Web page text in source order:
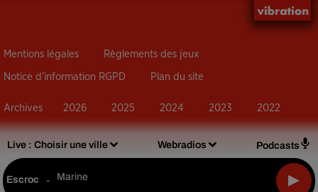
Live : Choisir une ville Webradios Podcasts
Escroc - Marine
Mentions légales Règlements des jeux
Notice d’information RGPD Plan du site
Archives 2026 2025 2024 2023 2022